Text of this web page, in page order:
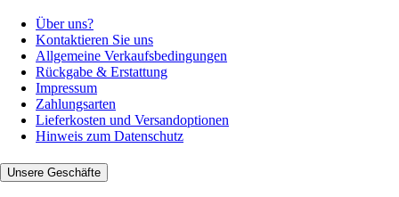
Über uns?
Kontaktieren Sie uns
Allgemeine Verkaufsbedingungen
Rückgabe & Erstattung
Impressum
Zahlungsarten
Lieferkosten und Versandoptionen
Hinweis zum Datenschutz
Unsere Geschäfte